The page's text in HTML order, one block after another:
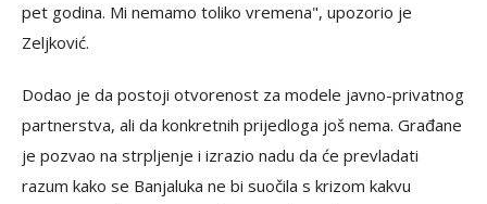
pet godina. Mi nemamo toliko vremena", upozorio je
Zeljković.
Dodao je da postoji otvorenost za modele javno-privatnog
partnerstva, ali da konkretnih prijedloga još nema. Građane
je pozvao na strpljenje i izrazio nadu da će prevladati
razum kako se Banjaluka ne bi suočila s krizom kakvu